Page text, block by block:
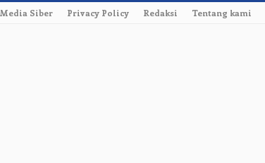
Siber Privacy Policy Redaksi Tentang kami